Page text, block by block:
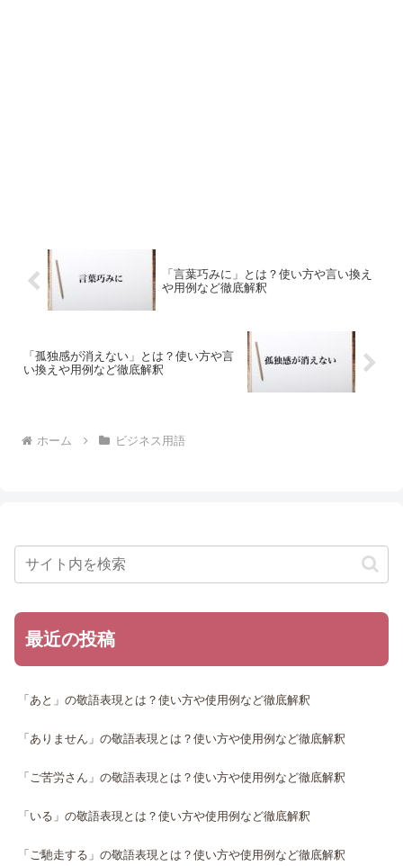
「言葉巧みに」とは？使い方や言い換え
や用例など徹底解釈
「孤独感が消えない」とは？使い方や言
い換えや用例など徹底解釈
ホーム ビジネス用語
最近の投稿
「あと」の敬語表現とは？使い方や使用例など徹底解釈
「ありません」の敬語表現とは？使い方や使用例など徹底解釈
「ご苦労さん」の敬語表現とは？使い方や使用例など徹底解釈
「いる」の敬語表現とは？使い方や使用例など徹底解釈
「ご馳走する」の敬語表現とは？使い方や使用例など徹底解釈